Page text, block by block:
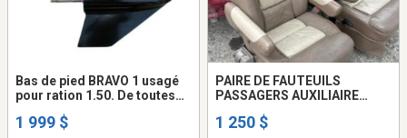
Bas de pied BRAVO 1 usagé
pour ration 1.50. De toutes
sur le marché, le prix
1 999 $
PAIRE DE FAUTEUILS
PASSAGERS AUXILIAIRE
votre couple associé
1 250 $